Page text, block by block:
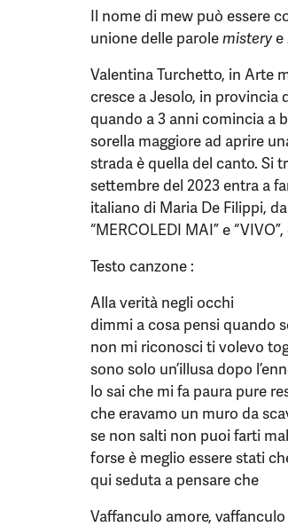
Il nome di mew può essere
unione delle parolemisterye
Valentina Turchetto, in Arte
cresce a Jesolo, in provincia
quando a 3 anni comincia a
sorella maggiore ad aprire
strada è quella del canto. Si
settembre del 2023 entra a
italiano di Maria De Filippi,
“MERCOLEDI MAI” e
Testo canzone :
Alla verità negli occhi
dimmi a cosa pensi quando
non mi riconosci ti volevo
sono solo un’illusa dopo
lo sai che mi fa paura pure
che eravamo un muro da
se non salti non puoi farti
forse è meglio essere stati
qui seduta a pensare che
Vaffanculo amore,